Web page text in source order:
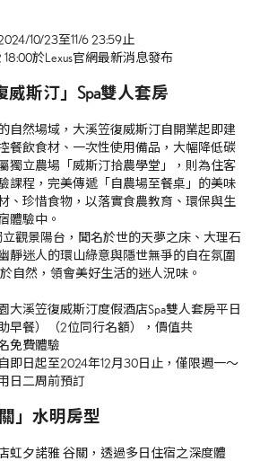
10/23至11/6 23:59止
18:00於Lexus官網最新消息發布
威斯汀」Spa雙人套房
自然場域，大溪笠復威斯汀自開業起即建
餐飲食材、一次性使用備品，大幅降低碳
獨立農場「威斯汀拾農學堂」，則為住客
課程，完美傳遞「自農場至餐桌」的美味
、珍惜食物，以落實食農教育、環保與生
體驗中。
立觀景陽台，聞名於世的天夢之床、大理石
靜迷人的環山綠意與隱世無爭的自在氛圍
自然，領會美好生活的迷人況味。
大溪笠復威斯汀度假酒店Spa雙人套房平日
早餐）（2位同行名額），價值共
免費體驗
即日起至2024年12月30日止，僅限週一～
日二周前預訂
」水明房型
虹夕諾雅 谷關，透過多日住宿之深度體